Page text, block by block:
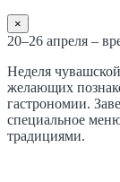
×
20–26 апреля –
Неделя
желающих
гастрономии.
специальное
традициями.